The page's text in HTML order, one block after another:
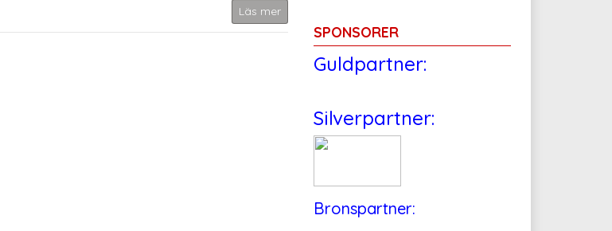
Läs mer
SPONSORER
Guldpartner:
Silverpartner:
Bronspartner: